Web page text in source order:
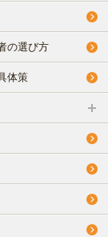
の選び方
体策